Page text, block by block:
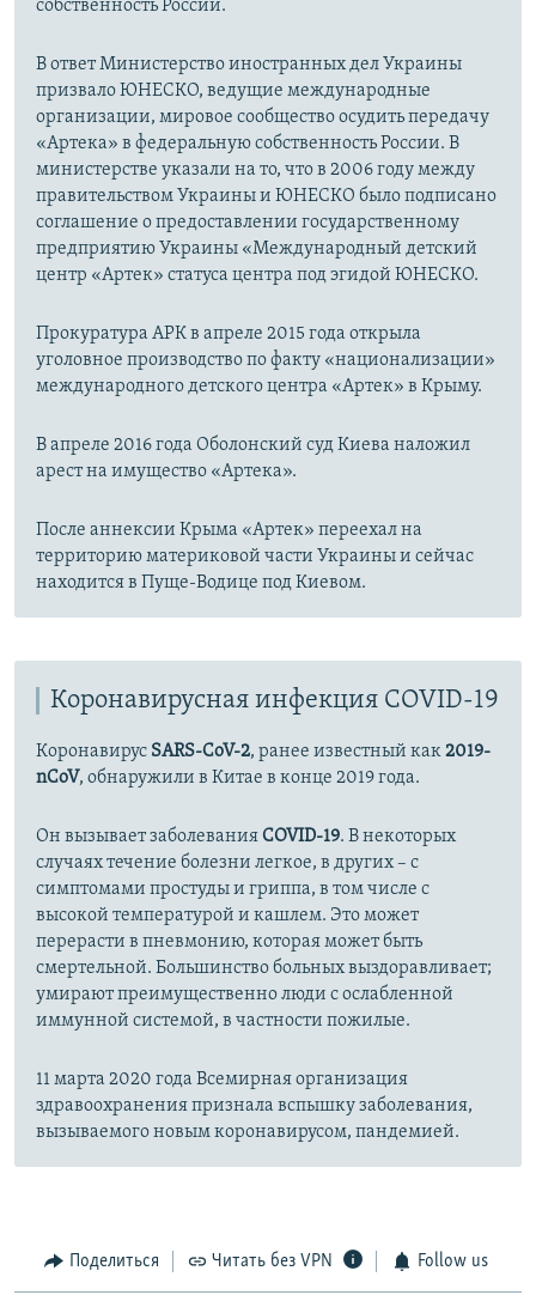
собственность России.
В ответ Министерство иностранных дел Украины
призвало ЮНЕСКО, ведущие международные
организации, мировое сообщество осудить передачу
«Артека» в федеральную собственность России. В
министерстве указали на то, что в 2006 году между
правительством Украины и ЮНЕСКО было подписано
соглашение о предоставлении государственному
предприятию Украины «Международный детский
центр «Артек» статуса центра под эгидой ЮНЕСКО.
Прокуратура АРК в апреле 2015 года открыла
уголовное производство по факту «национализации»
международного детского центра «Артек» в Крыму.
В апреле 2016 года Оболонский суд Киева наложил
арест на имущество «Артека».
После аннексии Крыма «Артек» переехал на
территорию материковой части Украины и сейчас
находится в Пуще-Водице под Киевом.
Коронавирусная инфекция COVID-19
Коронавирус SARS-CoV-2, ранее известный как2019-
nCoV, обнаружили в Китае в конце 2019 года.
Он вызывает заболеванияCOVID-19. В некоторых
случаях течение болезни легкое, в других – с
симптомами простуды и гриппа, в том числе с
высокой температурой и кашлем. Это может
перерасти в пневмонию, которая может быть
смертельной. Большинство больных выздоравливает;
умирают преимущественно люди с ослабленной
иммунной системой, в частности пожилые.
11 марта 2020 года Всемирная организация
здравоохранения признала вспышку заболевания,
вызываемого новым коронавирусом, пандемией.
Поделиться Читать без VPN Follow us